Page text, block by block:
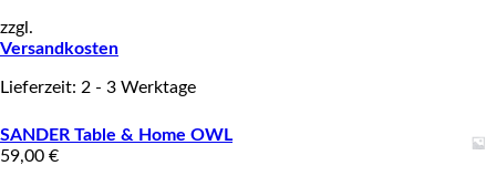
zzgl.
Versandkosten
Lieferzeit: 2 - 3 Werktage
SANDER Table & Home OWL
59,00 €